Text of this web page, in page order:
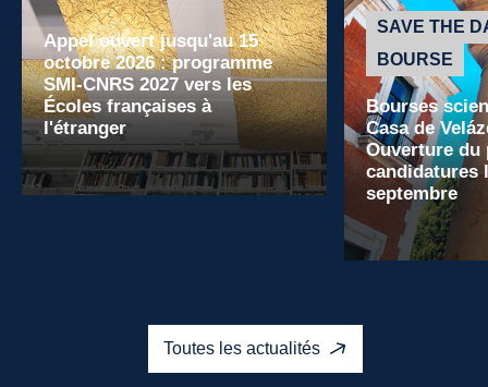
Appel ouvert jusqu'au 15
octobre 2026 : programme
SMI-CNRS 2027 vers les
Écoles françaises à
l'étranger
SAVE THE
BOURSE
Bourses
Casa de
Ouverture du
candidatures
septembre
Toutes les actualités